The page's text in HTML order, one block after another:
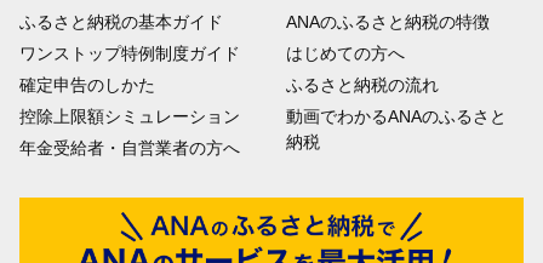
ふるさと納税の基本ガイド
ワンストップ特例制度ガイド
確定申告のしかた
控除上限額シミュレーション
年金受給者・自営業者の方へ
ANAのふるさと納税の特徴
はじめての方へ
ふるさと納税の流れ
動画でわかるANAのふるさと
納税